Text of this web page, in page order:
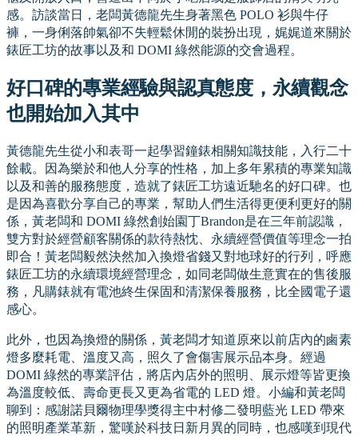
感。訪談當日，老闆黃德龍先生身著黑色 POLO 衫與牛仔
褲，一身俐落帥氣卻不失輕鬆休閒的裝扮出現，娓娓道來關於
錶匠工坊的故事以及和 DOMI 綠然能源的交會過程。
好口碑的專業經驗與認真態度，永續觀念
也開始加入其中
黃德龍先生從小和表哥一起學習鐘錶相關知識技能，入行二十
餘載。因為樂於和他人分享的性格，加上多年累積的專業知識
以及和善的服務態度，造就了錶匠工坊遠近馳名的好口碑。也
是因為喜歡分享自己的專業，幫助人們生活得更便利更好的關
係，黃老闆和 DOMI 綠然創始園丁Brandon是在三年前認識，
雙方對於經營顧客關係的款待熱忱、永續經營價值等理念一拍
即合！黃老闆毅然決然加入換燈省錢又對地球好的行列，呼應
錶匠工坊的永續環境經營理念，如同老闆做生意實在的售後服
務，凡購錶就有電池終生保固和清潔保養服務，比全國電子還
感心。
此外，也因為換燈的關係，黃老闆才知道原來以前店內的鹵素
燈多麼耗電、溫度又高，照久了會傷害展示品本身。經過
DOMI 綠然的專業評估，將店內店外的照明、展示燈等皆更換
為溫度較低、壽命更長又更為省電的 LED 燈。小編和黃老闆
聊到：感謝諾貝爾物理學獎得主中村修二發明藍光 LED 帶來
的照明產業革新，驚嘆於科技日新月異的同時，也感嘆到現代